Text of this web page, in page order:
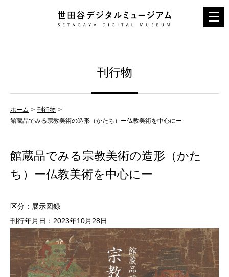
メ
ニ
刊行物
ホーム
刊行物
館蔵品でみる宗教美術の造形（かたち）ー仏教美術を中心にー
館蔵品でみる宗教美術の造形（かた
ち）ー仏教美術を中心にー
区分：展示図録
刊行年月日：2023年10月28日